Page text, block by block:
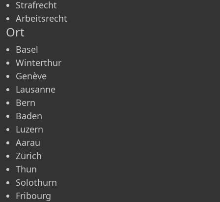
Strafrecht
Arbeitsrecht
Ort
Basel
Winterthur
Genève
Lausanne
Bern
Baden
Luzern
Aarau
Zürich
Thun
Solothurn
Fribourg